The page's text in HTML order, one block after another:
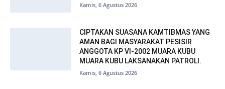
Kamis, 6 Agustus 2026
CIPTAKAN SUASANA KAMTIBMAS YANG
AMAN BAGI MASYARAKAT PESISIR
ANGGOTA KP VI-2002 MUARA KUBU
MUARA KUBU LAKSANAKAN PATROLI.
Kamis, 6 Agustus 2026